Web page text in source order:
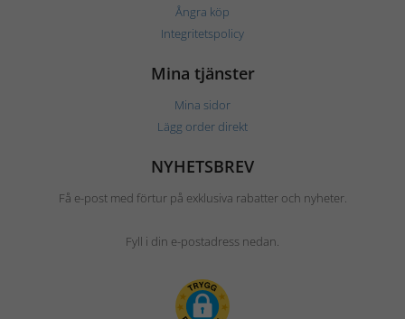
Ångra köp
Integritetspolicy
Mina tjänster
Mina sidor
Lägg order direkt
NYHETSBREV
Få e-post med förtur på exklusiva rabatter och nyheter.
Fyll i din e-postadress nedan.